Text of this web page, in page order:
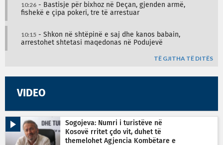
10:26 - Bastisje për bixhoz në Deçan, gjenden armë,
fishekë e çipa pokeri, tre të arrestuar
10:15 - Shkon në shtëpinë e saj dhe kanos babain,
arrestohet shtetasi maqedonas në Podujevë
TË GJITHA TË DITËS
VIDEO
Sogojeva: Numri i turistëve në
Kosovë rritet çdo vit, duhet të
themelohet Agjencia Kombëtare e